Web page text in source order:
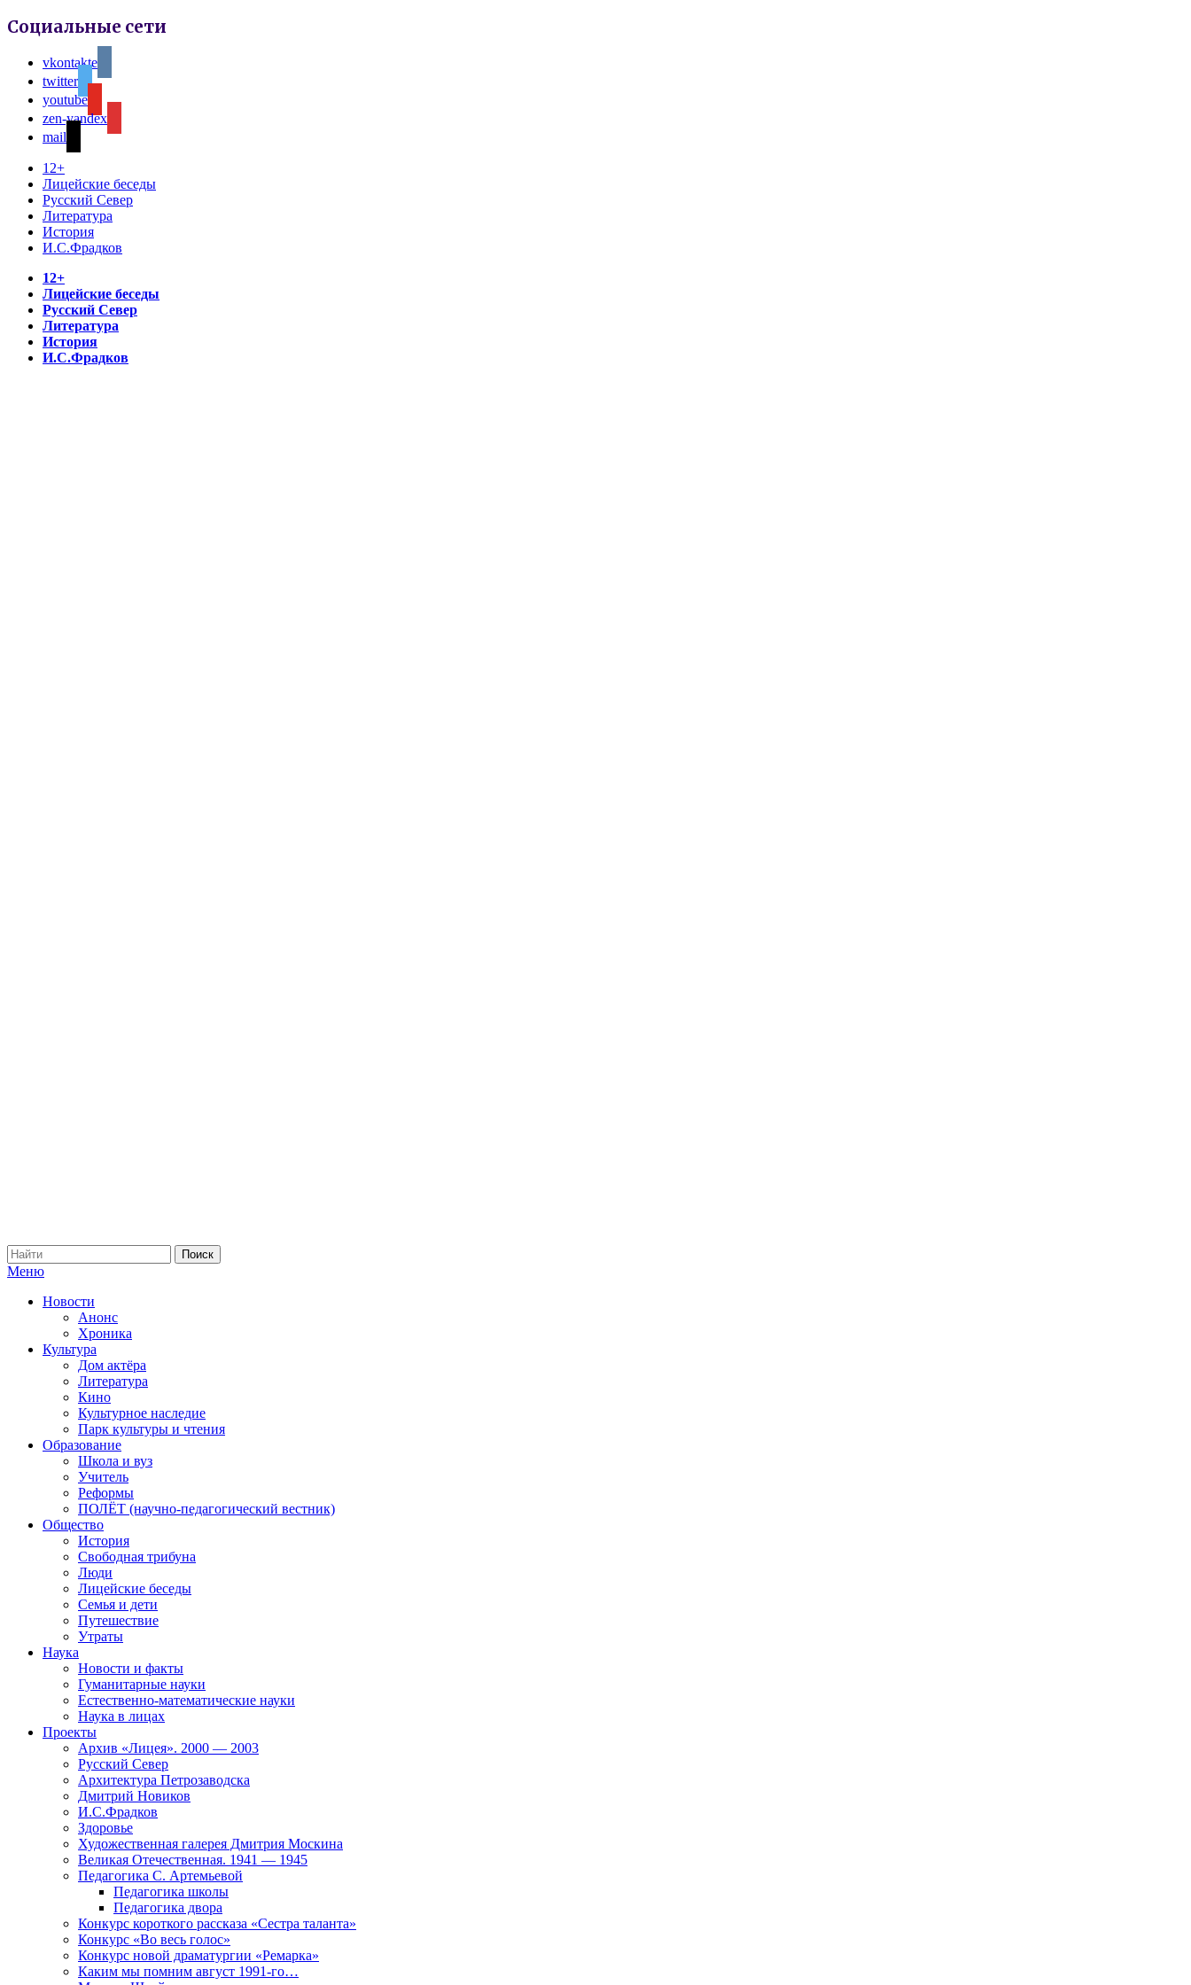
Социальные сети
vkontakte
twitter
youtube
zen-yandex
mail
12+
Лицейские беседы
Русский Север
Литература
История
И.С.Фрадков
12+
Лицейские беседы
Русский Север
Литература
История
И.С.Фрадков
Меню
Новости
Анонс
Хроника
Культура
Дом актёра
Литература
Кино
Культурное наследие
Парк культуры и чтения
Образование
Школа и вуз
Учитель
Реформы
ПОЛЁТ (научно-педагогический вестник)
Общество
История
Свободная трибуна
Люди
Лицейские беседы
Семья и дети
Путешествие
Утраты
Наука
Новости и факты
Гуманитарные науки
Естественно-математические науки
Наука в лицах
Проекты
Архив «Лицея». 2000 — 2003
Русский Север
Архитектура Петрозаводска
Дмитрий Новиков
И.С.Фрадков
Здоровье
Художественная галерея Дмитрия Москина
Великая Отечественная. 1941 — 1945
Педагогика С. Артемьевой
Педагогика школы
Педагогика двора
Конкурс короткого рассказа «Сестра таланта»
Конкурс «Во весь голос»
Конкурс новой драматургии «Ремарка»
Каким мы помним август 1991-го…